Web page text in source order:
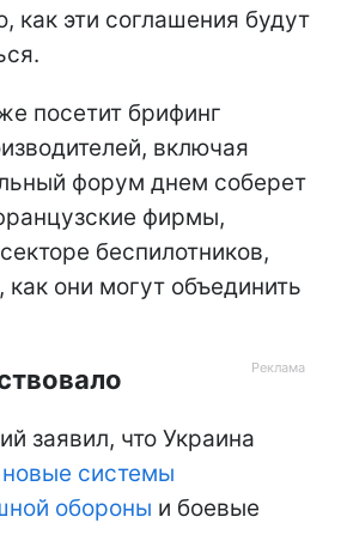
как эти соглашения будут
посетит брифинг
включая
форум днем соберет
фирмы,
беспилотников,
как они могут объединить
заявил, что Украина
новые системы
обороны и боевые